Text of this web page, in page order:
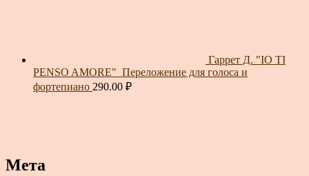
Гаррет Д. "IO TI
PENSO AMORE"_Переложение для голоса и
фортепиано 290.00 ₽
Мета